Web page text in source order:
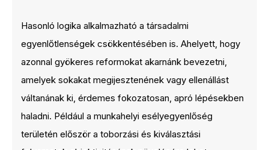
Hasonló logika alkalmazható a társadalmi
egyenlőtlenségek csökkentésében is. Ahelyett, hogy
azonnal gyökeres reformokat akarnánk bevezetni,
amelyek sokakat megijesztenének vagy ellenállást
váltanának ki, érdemes fokozatosan, apró lépésekben
haladni. Például a munkahelyi esélyegyenlőség
területén először a toborzási és kiválasztási